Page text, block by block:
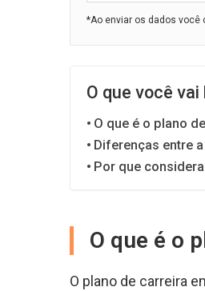
*Ao enviar os dados você
O que você
O que é o plano
Diferenças entre
Por que
O que é o
O plano de carreira